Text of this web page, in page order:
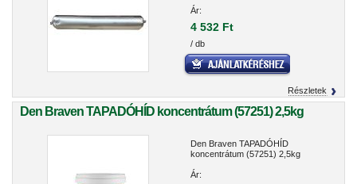
Ár:
4 532 Ft
/ db
Részletek
Den Braven TAPADÓHÍD koncentrátum (57251) 2,5kg
Den Braven TAPADÓHÍD
koncentrátum (57251) 2,5kg
Ár: